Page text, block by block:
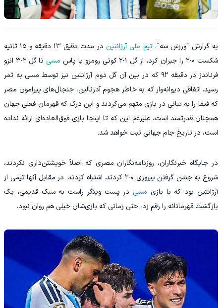
به گزارش "ورزش سه"،تیم ملی آرژانتین
در مدت دقیق ۱۳ دقیقه و ۱۵ ثانیه
شکست ۰-۲ را جبران کرد، از گل ۱-۲ کوتی رومرو با پاس
مسی
تا گل ۲-۳ انزو
فرناندز در دقیقه ۹۲ که در بین آن گل دوم آرژانتین نیز توسط مسی به ثمر
رسید. اتفاقی دیوانه‌وار که به خاطر هجوم آدرنالین، جنجال‌های پیرامون مصر
که فیفا را به تبانی در بازی متهم می‌کردند و این درک که قهرمان فعلی جهان
همچنان قدرتمند است، علیرغم این که تا اینجا بازی فوق‌العاده‌ای ارائه نداده
است، در تاریخ جام جهانی ثبت خواهد شد.
در جایگاه خبرنگاران، روزنامه‌نگاران مصری که اصلاً خویشتن‌داری نکردند،
شروع به جشن گرفتن پیروزی ۰-۲ کردند. اشتباه کردند. در مقابل آنها تیمی از
آرژانتین بود که با بازی مسی در پست وینگر راست به سبک قدیمی، یک
بازگشت قهرمانانه را رقم زد، حتی زمانی که بازی‌شان خیلی هم روان نبود.